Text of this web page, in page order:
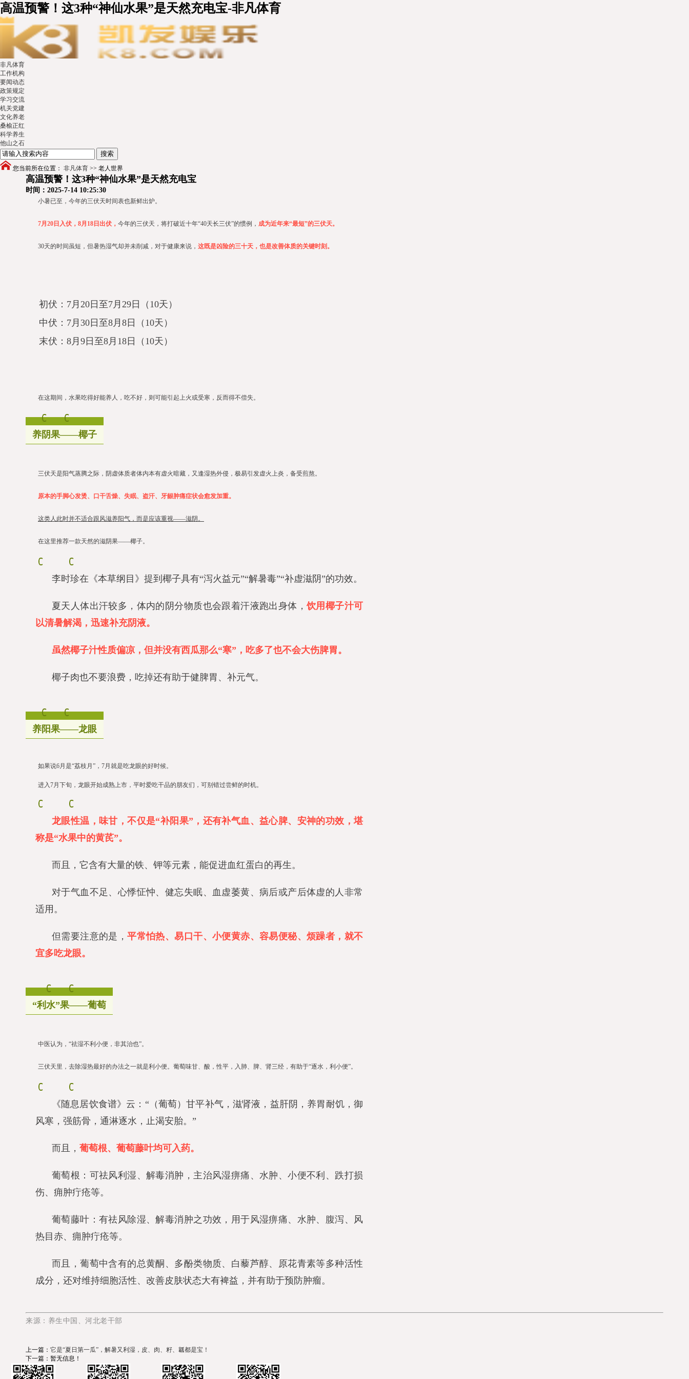
高温预警！这3种“神仙水果”是天然充电宝-非凡体育
非凡体育
工作机构
要闻动态
政策规定
学习交流
机关党建
文化养老
桑榆正红
科学养生
他山之石
您当前所在位置： 非凡体育 >> 老人世界
高温预警！这3种“神仙水果”是天然充电宝
时间：2025-7-14 10:25:30
小暑已至，今年的三伏天时间表也新鲜出炉。
7月20日入伏，8月18日出伏， 今年的三伏天，将打破近十年“40天长三伏”的惯例， 成为近年来“最短”的三伏天。
30天的时间虽短，但暑热湿气却并未削减，对于健康来说， 这既是凶险的三十天，也是改善体质的关键时刻。
初伏：7月20日至7月29日（10天）
中伏：7月30日至8月8日（10天）
末伏：8月9日至8月18日（10天）
在这期间，水果吃得好能养人，吃不好，则可能引起上火或受寒，反而得不偿失。
养阴果——椰子
三伏天是阳气蒸腾之际，阴虚体质者体内本有虚火暗藏，又逢湿热外侵， 极易引发虚火上炎，备受煎熬。
原本的手脚心发烫、口干舌燥、失眠、盗汗、牙龈肿痛症状会愈发加重。
这类人此时并不适合跟风滋养阳气，而是应该重视——滋阴。
在这里推荐一款天然的滋阴果——椰子。
李时珍在 《本草纲目》 提到椰子具有“泻火益元”“解暑毒”“补虚滋阴”的功效。
夏天人体出汗较多，体内的阴分物质也会跟着汗液跑出身体，饮用椰子汁可
以清暑解渴，迅速补充阴液。
虽然椰子汁性质偏凉，但并没有西瓜那么“寒”，吃多了也不会大伤脾胃。
椰子肉也不要浪费，吃掉还有助于健脾胃、补元气。
养阳果——龙眼
如果说6月是“荔枝月”，7月就是吃龙眼的好时候。
进入7月下旬，龙眼开始成熟上市，平时爱吃干品的朋友们，可别错过尝鲜的时机。
龙眼性温，味甘，不仅是“补阳果”，还有补气血、益心脾、安神的功效，堪
称是“水果中的黄芪”。
而且，它含有大量的铁、钾等元素，能促进血红蛋白的再生。
对于气血不足、心悸怔忡、健忘失眠、血虚萎黄、病后或产后体虚的人非常
适用。
但需要注意的是，平常怕热、易口干、小便黄赤、容易便秘、烦躁者，就不
宜多吃龙眼。
“利水”果——葡萄
中医认为，“祛湿不利小便，非其治也”。
三伏天里，去除湿热最好的办法之一就是利小便。葡萄味甘、酸，性平，入肺、脾、肾三经，有助于“逐水，利小便”。
《随息居饮食谱》 云：“（葡萄）甘平补气，滋肾液，益肝阴，养胃耐饥，御
风寒，强筋骨，通淋逐水，止渴安胎。”
而且， 葡萄根、葡萄藤叶均可入药。
葡萄根：可祛风利湿、解毒消肿，主治风湿痹痛、水肿、小便不利、跌打损
伤、痈肿疔疮等。
葡萄藤叶：有祛风除湿、解毒消肿之功效，用于风湿痹痛、水肿、腹泻、风
热目赤、痈肿疔疮等。
而且，葡萄中含有的总黄酮、多酚类物质、白藜芦醇、原花青素等多种活性
成分，还对维持细胞活性、改善皮肤状态大有裨益，并有助于预防肿瘤。
来源 ：养生中国、河北老干部
上一篇： 它是“夏日第一瓜”，解暑又利湿，皮、肉、籽、瓤都是宝！
下一篇：暂无信息！